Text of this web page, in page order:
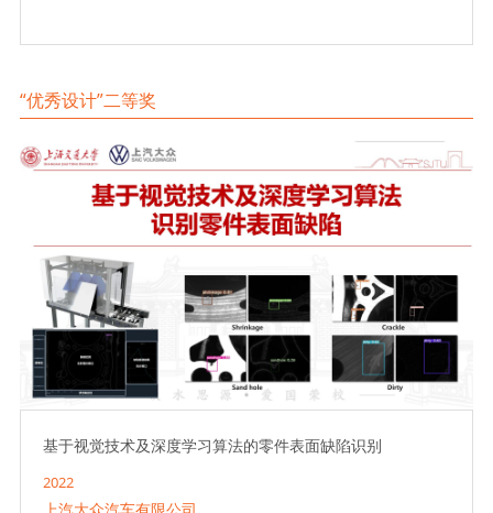
“优秀设计”二等奖
基于视觉技术及深度学习算法的零件表面缺陷识别
2022